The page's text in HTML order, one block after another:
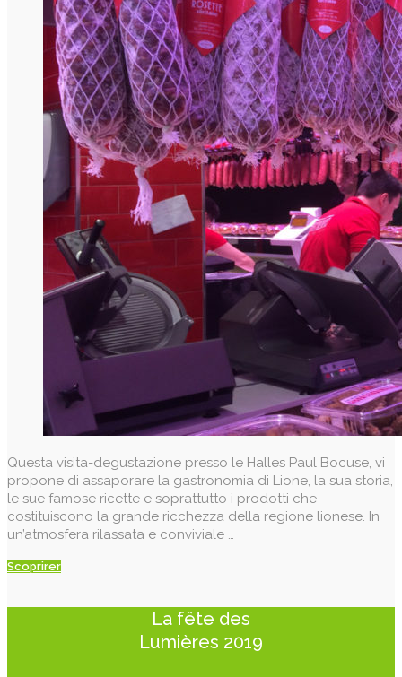
Questa visita-degustazione presso le Halles Paul Bocuse, vi
propone di assaporare la gastronomia di Lione, la sua storia,
le sue famose ricette e soprattutto i prodotti che
costituiscono la grande ricchezza della regione lionese. In
un’atmosfera rilassata e conviviale …
Scoprirer
La fête des
Lumières 2019